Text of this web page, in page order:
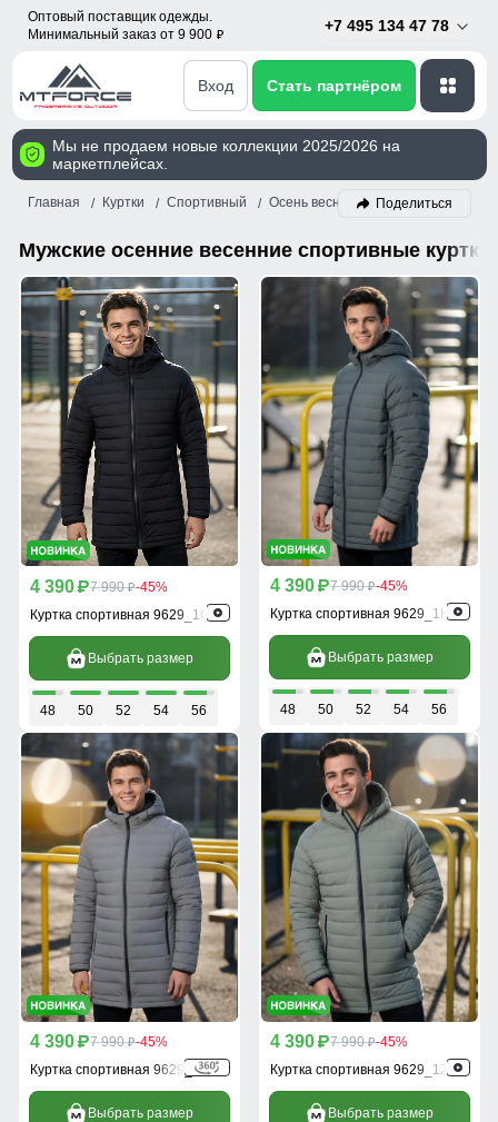
Оптовый поставщик одежды.
Минимальный заказ от 9 900 p
+7 495 134 47 78
Вход Стать партнёром
Мы не продаем новые коллекции 2025/2026 на
маркетплейсах.
Главная Куртки Спортивный Осень весна Мужской
Поделиться
Мужские осенние весенние спортивные куртки
4 390 p7 990 p-45%
Куртка спортивная 9629_1Ch
Выбрать размер
48 50 52 54 56
4 390 p7 990 p-45%
Куртка спортивная 9629_1Kh
Выбрать размер
48 50 52 54 56
4 390 p7 990 p-45%
Куртка спортивная 9629_1Sr
Выбрать размер
4 390 p7 990 p-45%
Куртка спортивная 9629_1Z
Выбрать размер